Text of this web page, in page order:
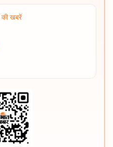
की खबरें